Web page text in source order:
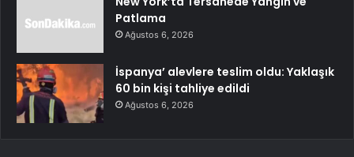
Patlama
Ağustos 6, 2026
İspanya’ alevlere teslim oldu: Yaklaşık
60 bin kişi tahliye edildi
Ağustos 6, 2026